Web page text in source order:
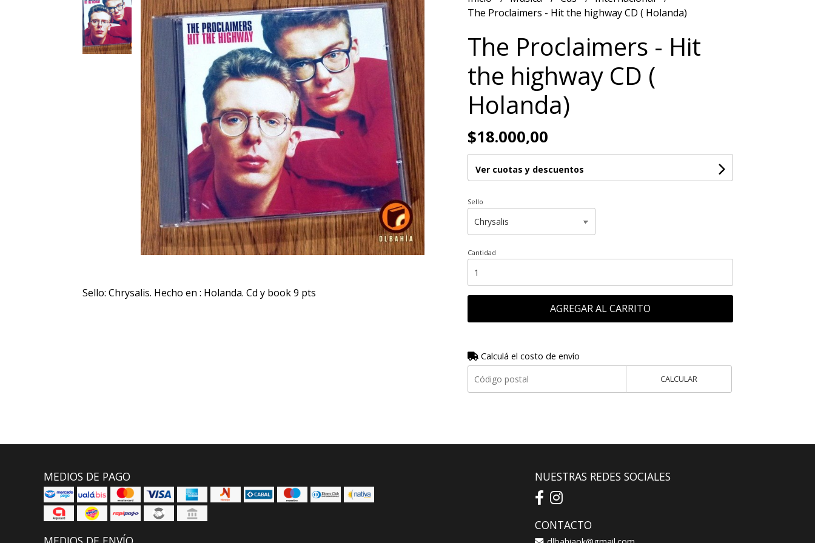
Sello: Chrysalis. Hecho en : Holanda. Cd y book 9 pts
The Proclaimers - Hit the highway CD ( Holanda)
The Proclaimers - Hit
the highway CD (
Holanda)
$18.000,00
Ver cuotas y descuentos
Sello
Cantidad
AGREGAR AL CARRITO
Calculá el costo de envío
CALCULAR
MEDIOS DE PAGO NUESTRAS REDES SOCIALES
CONTACTO